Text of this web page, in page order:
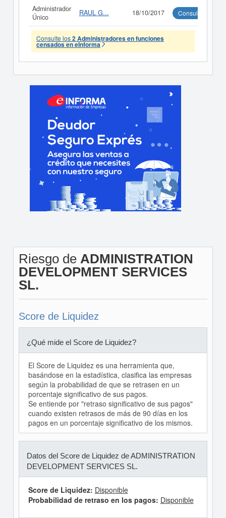
Administrador
Único
RAUL G... 18/10/2017 Consultar
Consulte los2 Administradores en funciones
censados en eInforma
Riesgo de ADMINISTRATION
DEVELOPMENT SERVICES
SL.
Score de Liquidez
¿Qué mide el Score de Liquidez?
El Score de Liquidez es una herramienta que,
basándose en la estadística, clasifica las empresas
según la probabilidad de que se retrasen en un
porcentaje significativo de sus pagos.
Se entiende por "retraso significativo de sus pagos"
cuando existen retrasos de más de 90 días en los
pagos en un porcentaje significativo de los mismos.
Datos del Score de Liquidez de ADMINISTRATION
DEVELOPMENT SERVICES SL.
Score de Liquidez: Disponible
Probabilidad de retraso en los pagos: Disponible